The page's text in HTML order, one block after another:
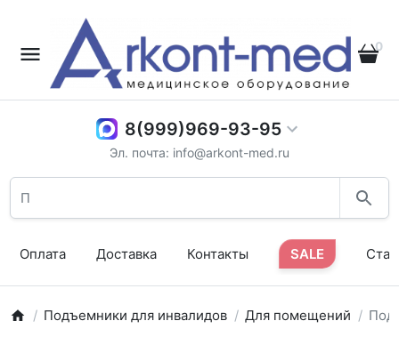
0
8(999)969-93-95
Эл. почта: info@arkont-med.ru
Оплата Доставка Контакты SALE
Подъемники для инвалидов Для помещений